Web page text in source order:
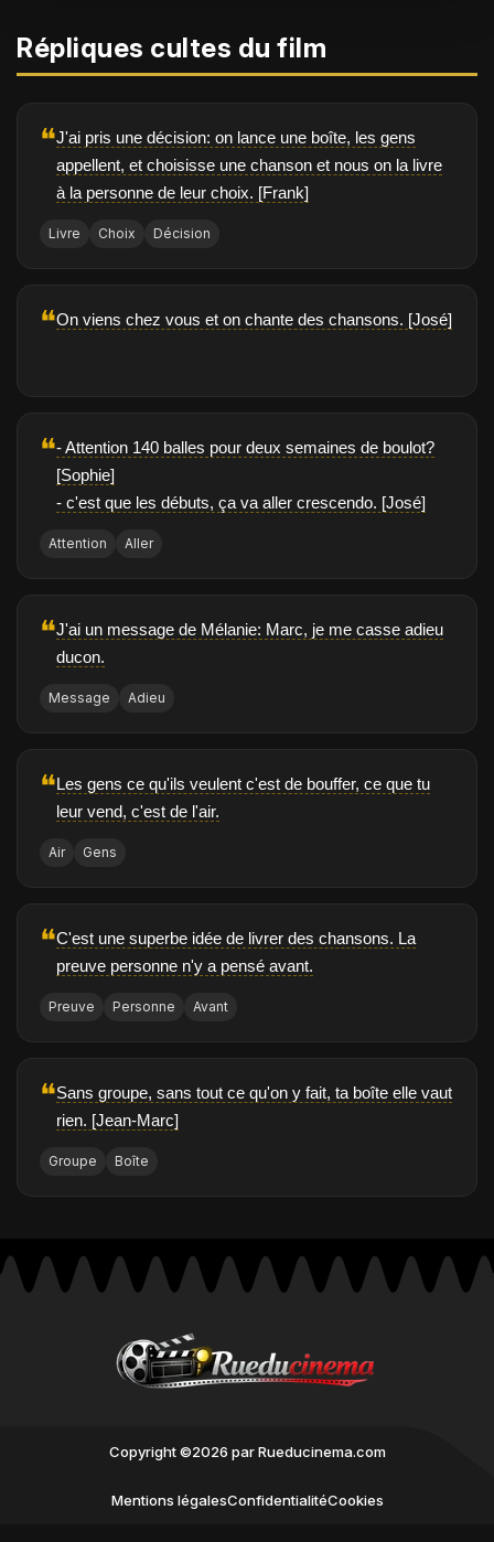
Répliques cultes du film
❝J'ai pris une décision: on lance une boîte, les gens
appellent, et choisisse une chanson et nous on la livre
à la personne de leur choix. [Frank]
Livre Choix Décision
❝On viens chez vous et on chante des chansons. [José]
❝- Attention 140 balles pour deux semaines de boulot?
[Sophie]
- c'est que les débuts, ça va aller crescendo. [José]
Attention Aller
❝J'ai un message de Mélanie: Marc, je me casse adieu
ducon.
Message Adieu
❝Les gens ce qu'ils veulent c'est de bouffer, ce que tu
leur vend, c'est de l'air.
Air Gens
❝C'est une superbe idée de livrer des chansons. La
preuve personne n'y a pensé avant.
Preuve Personne Avant
❝Sans groupe, sans tout ce qu'on y fait, ta boîte elle vaut
rien. [Jean-Marc]
Groupe Boîte
Copyright ©2026 par Rueducinema.com
Mentions légalesConfidentialitéCookies